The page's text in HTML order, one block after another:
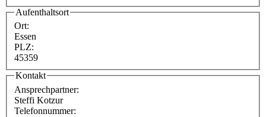
Aufenthaltsort
Ort:
Essen
PLZ:
45359
Kontakt
Ansprechpartner:
Steffi Kotzur
Telefonnummer: